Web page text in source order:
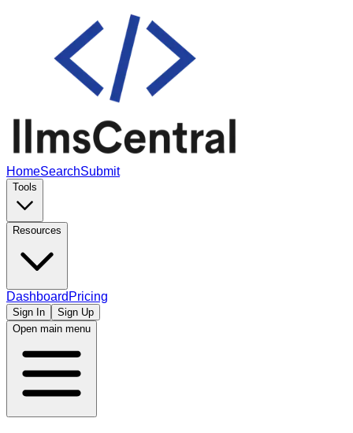
HomeSearchSubmit
Tools
Resources
Dashboard Pricing
Sign In
Sign Up
Open main menu